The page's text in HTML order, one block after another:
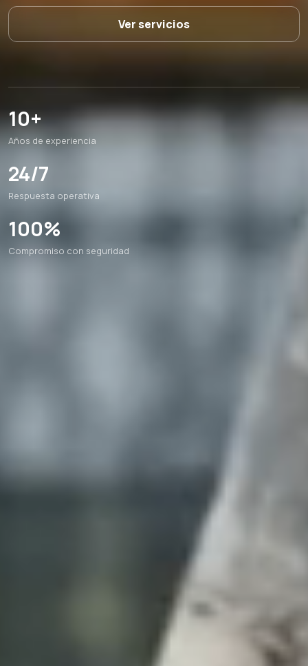
Ver servicios
10+
Años de experiencia
24/7
Respuesta operativa
100%
Compromiso con seguridad